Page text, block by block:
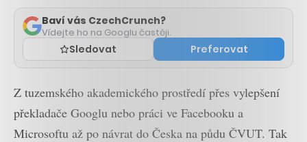
Baví vás CzechCrunch?
Vídejte ho na Googlu častěji.
Sledovat Preferovat
Z tuzemského akademického prostředí přes vylepšení
překladače Googlu nebo práci ve Facebooku a
Microsoftu až po návrat do Česka na půdu ČVUT. Tak